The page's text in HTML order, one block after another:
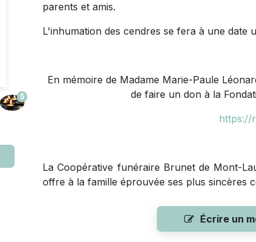
5
parents et amis.
L'inhumation des cendres se fera à une date
En mémoire de Madame Marie-Paule
de faire un don à la
https://
La Coopérative funéraire Brunet de Mont-
offre à la famille éprouvée ses plus sincères
Écrire un